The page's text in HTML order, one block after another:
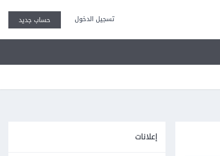
تسجيل الدخول حساب جديد
إعلانات